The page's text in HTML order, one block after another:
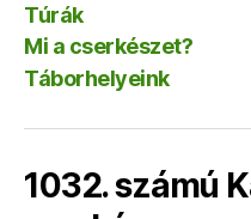
Túrák
Mi a cserkészet?
Táborhelyeink
1032. számú